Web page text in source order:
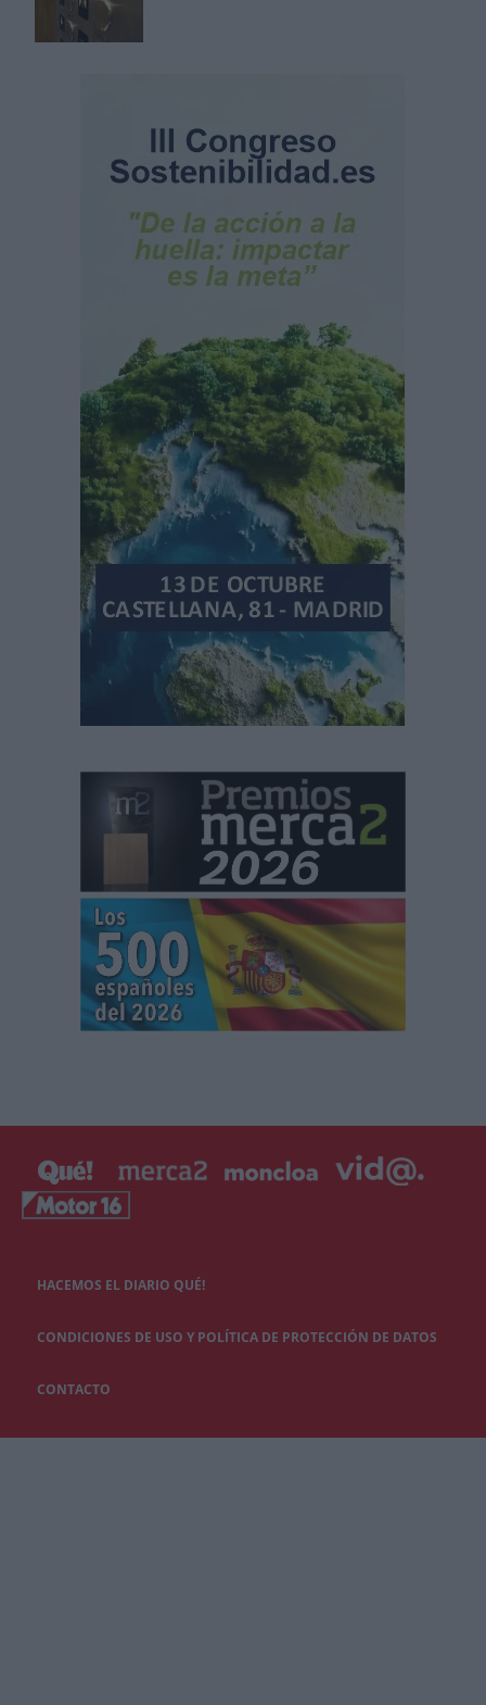
HACEMOS EL DIARIO QUÉ!
CONDICIONES DE USO Y POLÍTICA DE PROTECCIÓN DE DATOS
CONTACTO